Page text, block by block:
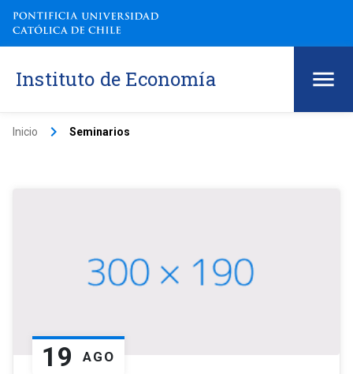
Instituto de Economía
Inicio keyboard_arrow_right Seminarios
19 AGO